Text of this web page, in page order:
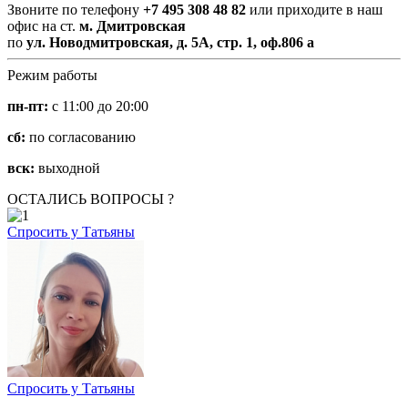
Звоните по телефону +7 495 308 48 82 или приходите в наш
офис на ст. м. Дмитровская
по ул. Новодмитровская, д. 5А, стр. 1, оф.806 а
Режим работы
пн-пт: с 11:00 до 20:00
сб: по согласованию
вск: выходной
ОСТАЛИСЬ ВОПРОСЫ ?
Спросить у Татьяны
Спросить у Татьяны